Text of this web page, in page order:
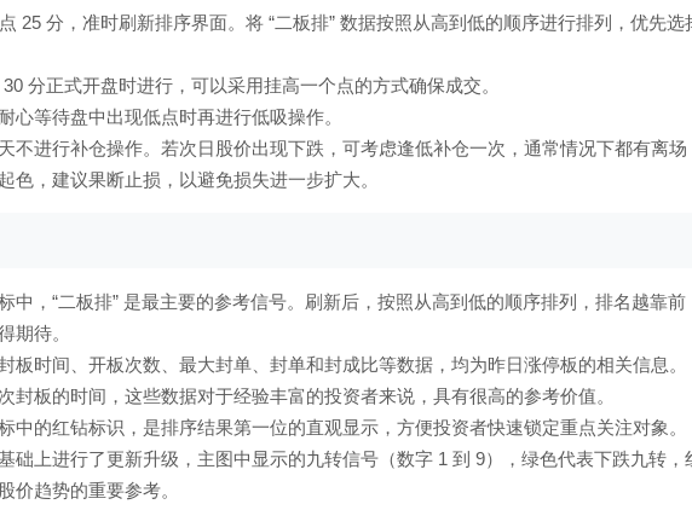
25 分，准时刷新排序界面。将 “二板排” 数据按照从高到低的顺序进行排列，优先选
分正式开盘时进行，可以采用挂高一个点的方式确保成交。
心等待盘中出现低点时再进行低吸操作。
不进行补仓操作。若次日股价出现下跌，可考虑逢低补仓一次，通常情况下都有离场
色，建议果断止损，以避免损失进一步扩大。
中，“二板排” 是最主要的参考信号。刷新后，按照从高到低的顺序排列，排名越靠前
期待。
板时间、开板次数、最大封单、封单和封成比等数据，均为昨日涨停板的相关信息。
封板的时间，这些数据对于经验丰富的投资者来说，具有很高的参考价值。
中的红钻标识，是排序结果第一位的直观显示，方便投资者快速锁定重点关注对象。
础上进行了更新升级，主图中显示的九转信号（数字 1 到 9），绿色代表下跌九转，
价趋势的重要参考。